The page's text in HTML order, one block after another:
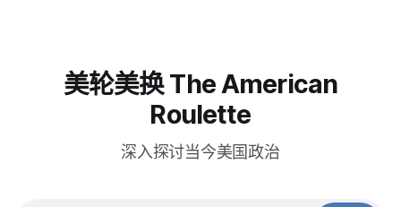
美轮美换 The American
Roulette
深入探讨当今美国政治